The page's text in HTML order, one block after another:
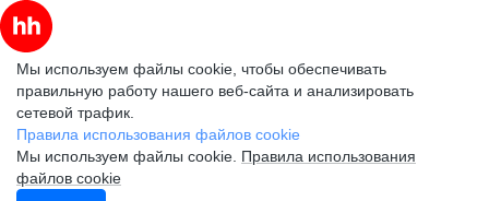
Мы используем файлы cookie, чтобы обеспечивать
правильную работу нашего веб-сайта и анализировать
сетевой трафик.
Правила использования файлов cookie
Мы используем файлы cookie. Правила использования
файлов cookie